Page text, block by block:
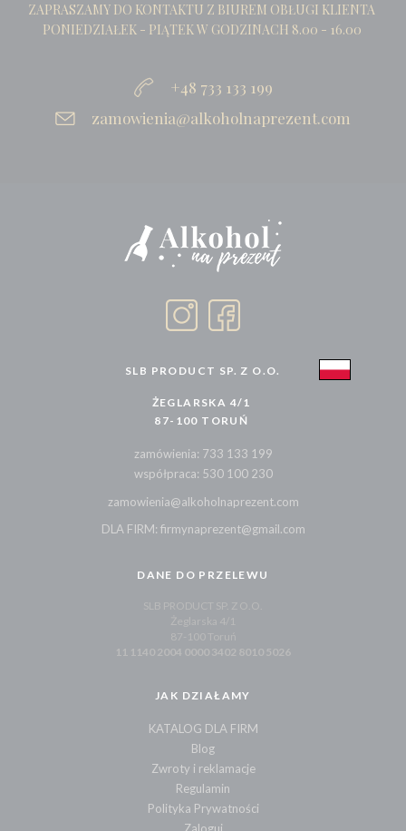
ZAPRASZAMY DO KONTAKTU Z BIUREM OBŁUGI KLIENTA
PONIEDZIAŁEK - PIĄTEK W GODZINACH 8.00 - 16.00
+48 733 133 199
zamowienia@alkoholnaprezent.com
SLB PRODUCT SP. Z O.O.
ŻEGLARSKA 4/1
87-100 TORUŃ
zamówienia: 733 133 199
współpraca: 530 100 230
zamowienia@alkoholnaprezent.com
DLA FIRM: firmynaprezent@gmail.com
DANE DO PRZELEWU
SLB PRODUCT SP. Z O.O.
Żeglarska 4/1
87-100 Toruń
11 1140 2004 0000 3402 8010 5026
JAK DZIAŁAMY
KATALOG DLA FIRM
Blog
Zwroty i reklamacje
Regulamin
Polityka Prywatności